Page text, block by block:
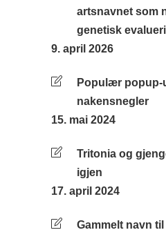
artsnavnet som
genetisk
9. april 2026
Populær popup-
nakensnegler
15. mai 2024
Tritonia og
igjen
17. april 2024
Gammelt navn